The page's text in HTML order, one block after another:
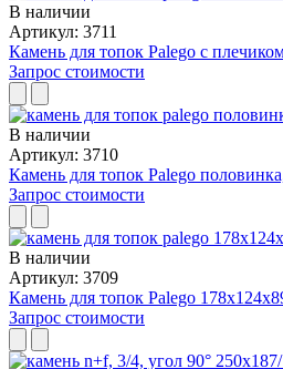
В наличии
Артикул: 3711
Камень для топок Palego с
Запрос стоимости
В наличии
Артикул: 3710
Камень для топок Palego
Запрос стоимости
В наличии
Артикул: 3709
Камень для топок Palego
Запрос стоимости